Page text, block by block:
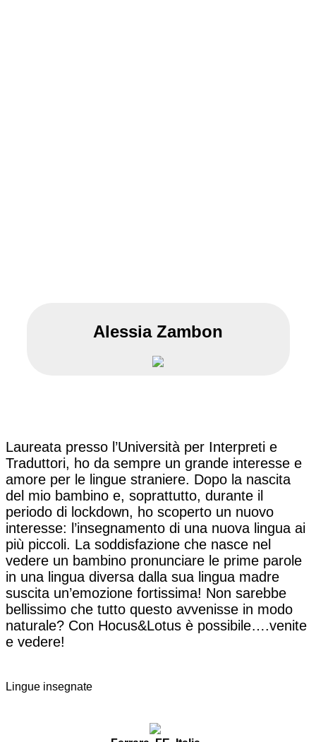
Alessia Zambon
Laureata presso l’Università per Interpreti e
Traduttori, ho da sempre un grande interesse e
amore per le lingue straniere. Dopo la nascita
del mio bambino e, soprattutto, durante il
periodo di lockdown, ho scoperto un nuovo
interesse: l’insegnamento di una nuova lingua ai
più piccoli. La soddisfazione che nasce nel
vedere un bambino pronunciare le prime parole
in una lingua diversa dalla sua lingua madre
suscita un’emozione fortissima! Non sarebbe
bellissimo che tutto questo avvenisse in modo
naturale? Con Hocus&Lotus è possibile….venite
e vedere!
Lingue insegnate